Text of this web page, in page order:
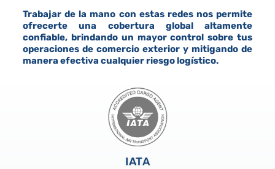
Trabajar de la mano con estas redes nos permite
ofrecerte una cobertura global altamente
confiable, brindando un mayor control sobre tus
operaciones de comercio exterior y mitigando de
manera efectiva cualquier riesgo logístico.
IATA